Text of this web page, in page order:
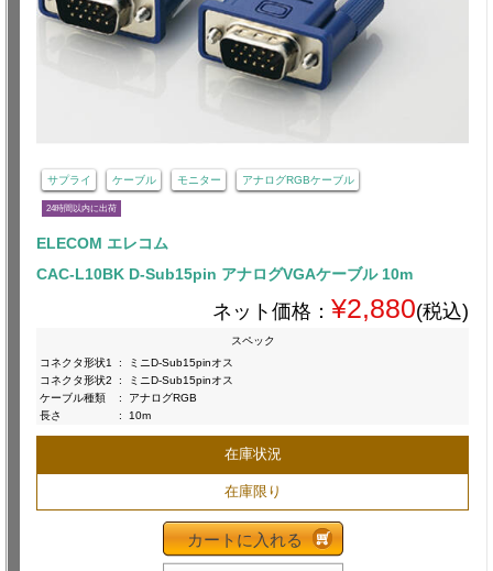
サプライ ケーブル モニター アナログRGBケーブル
24時間以内に出荷
ELECOM エレコム
CAC-L10BK D-Sub15pin アナログVGAケーブル 10m
ネット価格： ¥2,880(税込)
スペック
コネクタ形状1
:
ミニD-Sub15pinオス
コネクタ形状2
:
ミニD-Sub15pinオス
ケーブル種類
:
アナログRGB
長さ
: 10m
在庫状況
在庫限り
カートに入れる